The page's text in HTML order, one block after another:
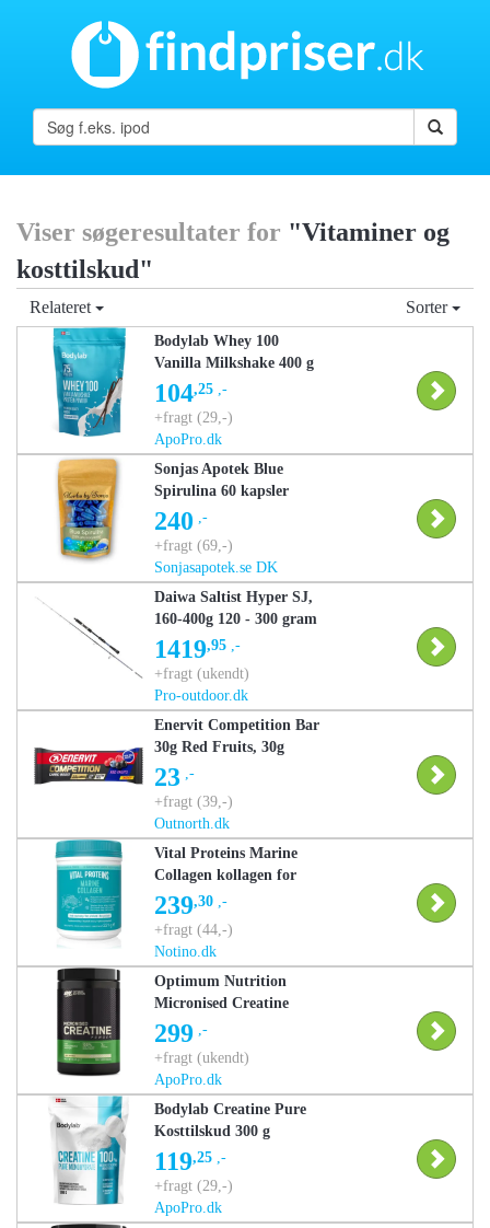
Viser søgeresultater for "Vitaminer og
kosttilskud"
Relateret Sorter
Bodylab Whey 100
Vanilla Milkshake 400 g
104,25 ,-
+fragt (29,-)
ApoPro.dk
Sonjas Apotek Blue
Spirulina 60 kapsler
240 ,-
+fragt (69,-)
Sonjasapotek.se DK
Daiwa Saltist Hyper SJ,
160-400g 120 - 300 gram
1419,95 ,-
+fragt (ukendt)
Pro-outdoor.dk
Enervit Competition Bar
30g Red Fruits, 30g
23 ,-
+fragt (39,-)
Outnorth.dk
Vital Proteins Marine
Collagen kollagen for
smukt hår, hud og negle
221 g
239,30 ,-
+fragt (44,-)
Notino.dk
Optimum Nutrition
Micronised Creatine
Powder Kosttilskud 634
g
299 ,-
+fragt (ukendt)
ApoPro.dk
Bodylab Creatine Pure
Kosttilskud 300 g
119,25 ,-
+fragt (29,-)
ApoPro.dk